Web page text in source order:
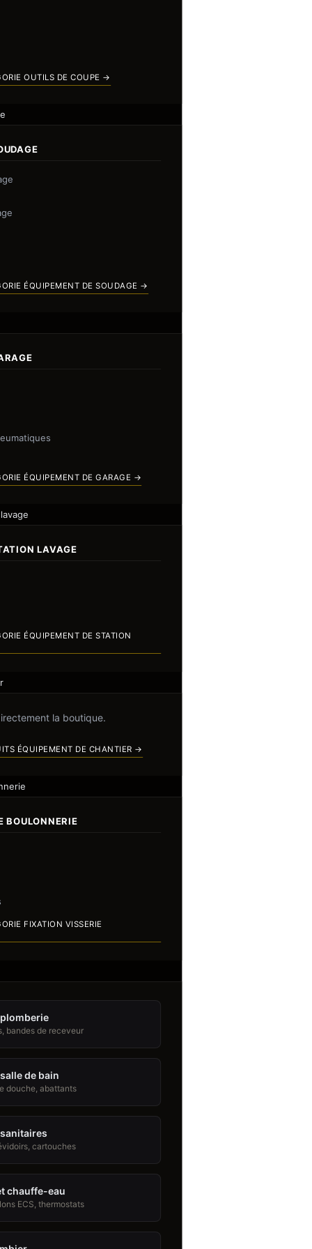
OUTILS DE COUPE →
ÉQUIPEMENT DE SOUDAGE →
ÉQUIPEMENT DE GARAGE →
LAVAGE
ÉQUIPEMENT DE STATION
la boutique.
ÉQUIPEMENT DE CHANTIER →
BOULONNERIE
FIXATION VISSERIE
bandes de receveur
de bain
douche, abattants
cartouches
chauffe-eau
ECS, thermostats